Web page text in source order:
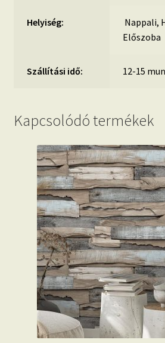
Helyiség:
Nappali,
Előszoba
Szállítási idő: 12-15
Kapcsolódó termékek